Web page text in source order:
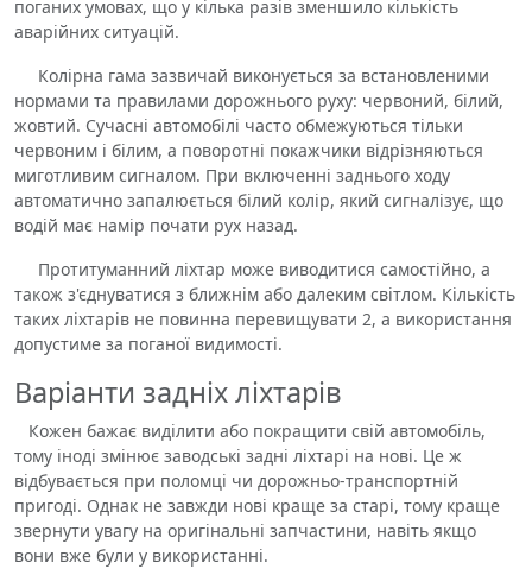
поганих умовах, що у кілька разів зменшило кількість
аварійних ситуацій.
Колірна гама зазвичай виконується за встановленими
нормами та правилами дорожнього руху: червоний, білий,
жовтий. Сучасні автомобілі часто обмежуються тільки
червоним і білим, а поворотні покажчики відрізняються
миготливим сигналом. При включенні заднього ходу
автоматично запалюється білий колір, який сигналізує, що
водій має намір почати рух назад.
Протитуманний ліхтар може виводитися самостійно, а
також з'єднуватися з ближнім або далеким світлом. Кількість
таких ліхтарів не повинна перевищувати 2, а використання
допустиме за поганої видимості.
Варіанти задніх ліхтарів
Кожен бажає виділити або покращити свій автомобіль,
тому іноді змінює заводські задні ліхтарі на нові. Це ж
відбувається при поломці чи дорожньо-транспортній
пригоді. Однак не завжди нові краще за старі, тому краще
звернути увагу на оригінальні запчастини, навіть якщо
вони вже були у використанні.